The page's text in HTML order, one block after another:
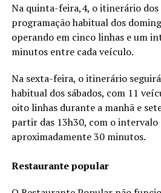
Na quinta-feira,4, o itinerário dos
programação habitual dos
operando em cinco linhas e um
minutos entre cada veículo.
Na sexta-feira, o itinerário
habitual dos sábados, com 11
oito linhas durante a manhã e
partir das 13h30, com o intervalo
aproximadamente 30 minutos.
Restaurante popular